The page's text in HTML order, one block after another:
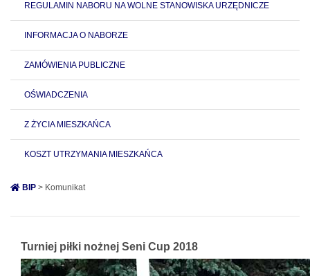
REGULAMIN NABORU NA WOLNE STANOWISKA URZĘDNICZE
INFORMACJA O NABORZE
ZAMÓWIENIA PUBLICZNE
OŚWIADCZENIA
Z ŻYCIA MIESZKAŃCA
KOSZT UTRZYMANIA MIESZKAŃCA
BIP > Komunikat
Turniej piłki nożnej Seni Cup 2018